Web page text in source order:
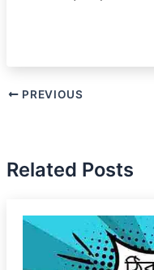
PREVIOUS
Related Posts